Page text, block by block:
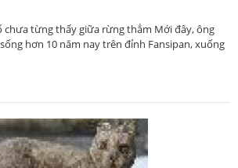
chưa từng thấy giữa rừng thẳm Mới đây, ông
hơn 10 năm nay trên đỉnh Fansipan, xuống